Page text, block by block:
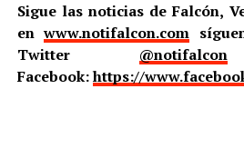
Sigue las noticias de Falcón,
enwww.notifalcon.com
Twitter @notifalcon
Facebook:https://